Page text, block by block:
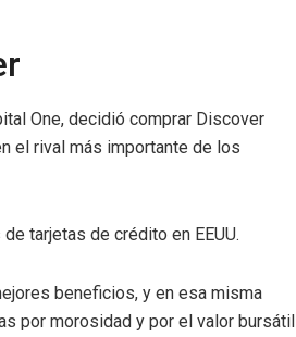
One, decidió comprar Discover
el rival más importante de los
tarjetas de crédito en EEUU.
beneficios, y en esa misma
por morosidad y por el valor bursátil